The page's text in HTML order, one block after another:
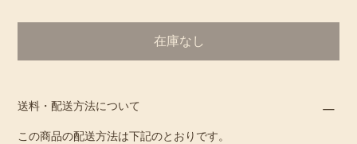
在庫なし
送料・配送方法について
この商品の配送方法は下記のとおりです。